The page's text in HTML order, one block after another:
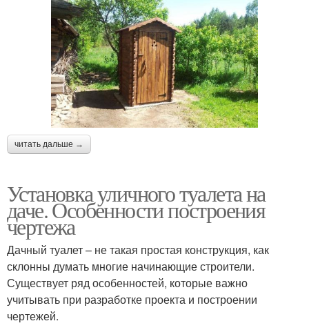
читать дальше →
Установка уличного туалета на
даче. Особенности построения
чертежа
Дачный туалет – не такая простая конструкция, как
склонны думать многие начинающие строители.
Существует ряд особенностей, которые важно
учитывать при разработке проекта и построении
чертежей.